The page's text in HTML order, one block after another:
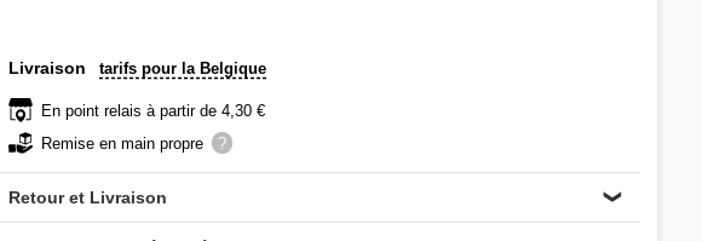
Livraison tarifs pour la Belgique
En point relais à partir de 4,30 €
Remise en main propre
?
Retour et Livraison ❯